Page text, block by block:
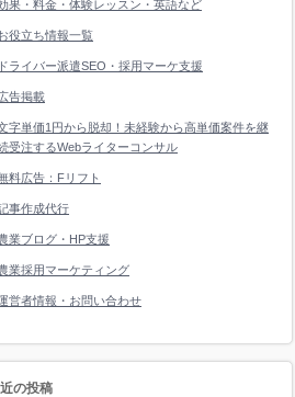
果・料金・体験レッスン・英語など
役立ち情報一覧
ドライバー派遣SEO・採用マーケ支援
告掲載
字単価1円から脱却！未経験から高単価案件を継
受注するWebライターコンサル
料広告：Fリフト
事作成代行
業ブログ・HP支援
業採用マーケティング
営者情報・お問い合わせ
の投稿